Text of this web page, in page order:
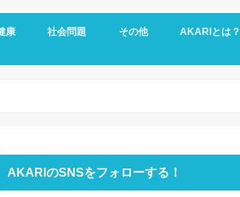
康
み
社会問題
社会福祉
LGBTQ
コロナ
ジェンダー
ニュース
介護
時事ネタ
災害
社会学
その他
アート
ファッション
夢
心理学
書評
AKARIとは？
お問い合わせ
サイトマップ
会社概要
AKARIのSNSをフォローする！